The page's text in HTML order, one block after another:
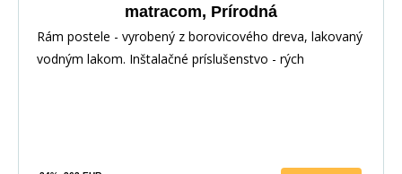
matracom, Prírodná
Rám postele - vyrobený z borovicového dreva, lakovaný
vodným lakom. Inštalačné príslušenstvo - rých